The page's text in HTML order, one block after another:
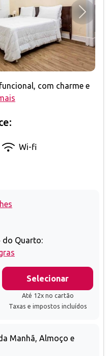
com charme e
Wi-fi
do Quarto:
Selecionar
Até 12x no cartão
Taxas e impostos incluídos
Manhã, Almoço e